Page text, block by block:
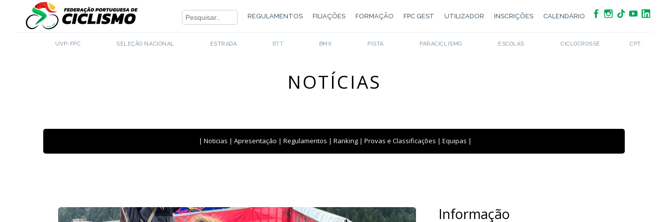
REGULAMENTOS FILIAÇÕES FORMAÇÃO FPC GEST UTILIZADOR INSCRIÇÕES CALENDÁRIO
UVP-FPC SELEÇÃO NACIONAL ESTRADA BTT BMX PISTA PARACICLISMO ESCOLAS CICLOCROSSE CPT
NOTÍCIAS
| Noticias | Apresentação | Regulamentos | Ranking | Provas e Classificações | Equipas |
Informação